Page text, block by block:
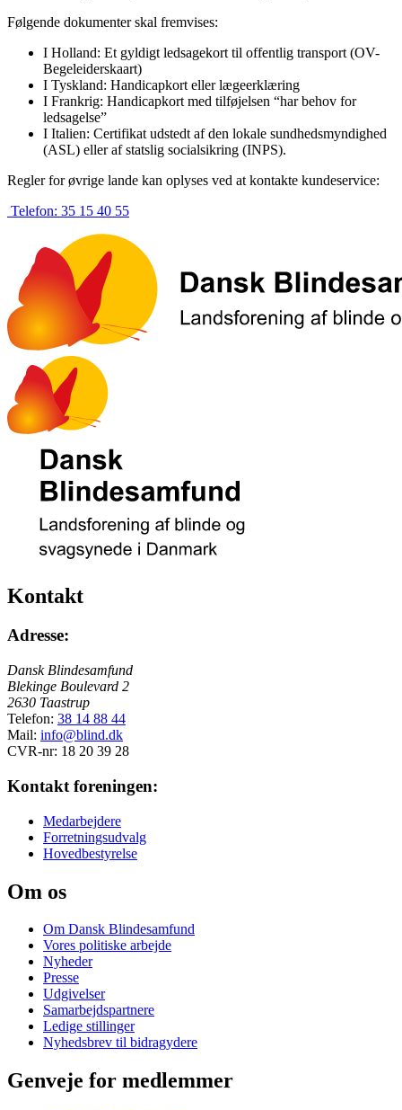
Følgende dokumenter skal fremvises:
I Holland: Et gyldigt ledsagekort til offentlig transport (OV-
Begeleiderskaart)
I Tyskland: Handicapkort eller lægeerklæring
I Frankrig: Handicapkort med tilføjelsen “har behov for
ledsagelse”
I Italien: Certifikat udstedt af den lokale sundhedsmyndighed
(ASL) eller af statslig socialsikring (INPS).
Regler for øvrige lande kan oplyses ved at kontakte kundeservice:
Telefon: 35 15 40 55
Kontakt
Adresse:
Dansk Blindesamfund
Blekinge Boulevard 2
2630 Taastrup
Telefon: 38 14 88 44
Mail: info@blind.dk
CVR-nr: 18 20 39 28
Kontakt foreningen:
Medarbejdere
Forretningsudvalg
Hovedbestyrelse
Om os
Om Dansk Blindesamfund
Vores politiske arbejde
Nyheder
Presse
Udgivelser
Samarbejdspartnere
Ledige stillinger
Nyhedsbrev til bidragydere
Genveje for medlemmer